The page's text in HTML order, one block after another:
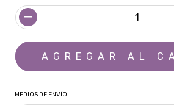
MEDIOS DE ENVÍO